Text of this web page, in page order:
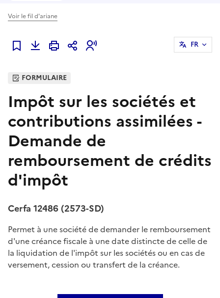
Voir le fil d'ariane
Ajouter à mes favoris
FR
FORMULAIRE
Impôt sur les sociétés et
contributions assimilées -
Demande de
remboursement de crédits
d'impôt
Cerfa 12486 (2573-SD)
Permet à une société de demander le remboursement
d'une créance fiscale à une date distincte de celle de
la liquidation de l'impôt sur les sociétés ou en cas de
versement, cession ou transfert de la créance.